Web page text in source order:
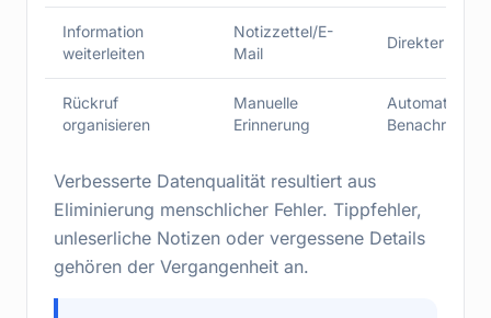
Information
weiterleiten
Notizzettel/E-
Mail
Direkter
Rückruf
organisieren
Manuelle
Erinnerung
Automatische
Verbesserte Datenqualität resultiert aus
Eliminierung menschlicher Fehler. Tippfehler,
unleserliche Notizen oder vergessene Details
gehören der Vergangenheit an.